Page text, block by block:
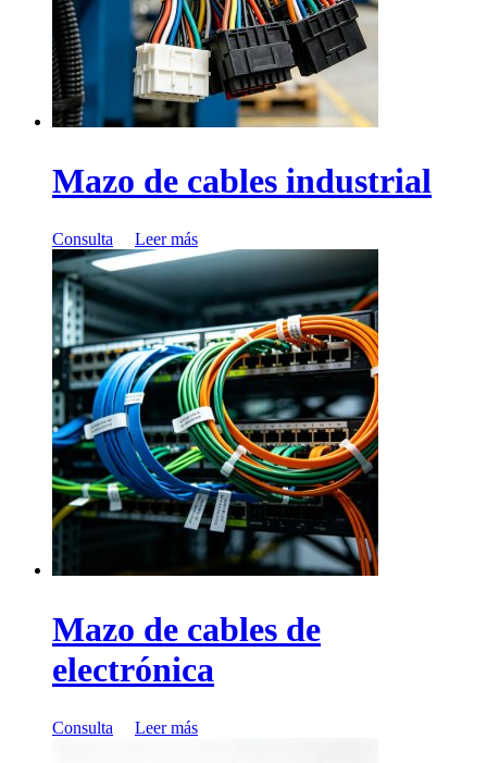
Mazo de cables industrial
Consulta Leer más
Mazo de cables de
electrónica
Consulta Leer más